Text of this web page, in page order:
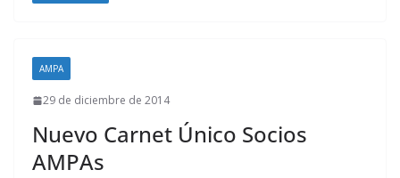
AMPA
29 de diciembre de 2014
Nuevo Carnet Único Socios
AMPAs